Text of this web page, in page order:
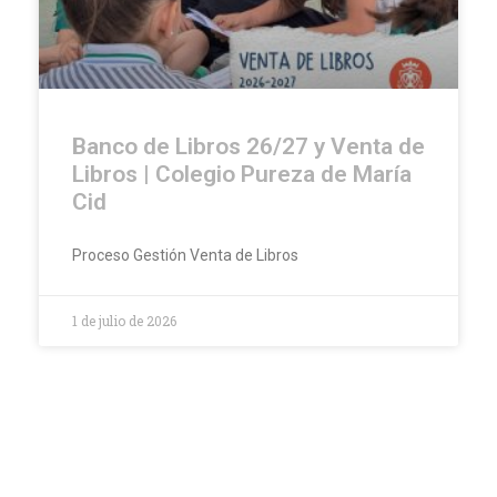
Banco de Libros 26/27 y Venta de
Libros | Colegio Pureza de María
Cid
Proceso Gestión Venta de Libros
1 de julio de 2026